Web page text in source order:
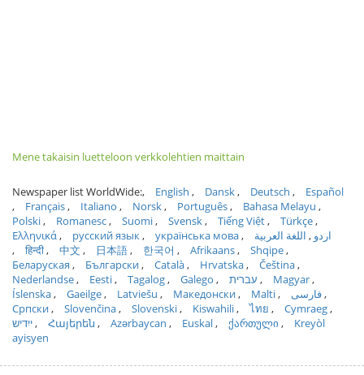
Mene takaisin luetteloon verkkolehtien maittain
Newspaper list WorldWide: English Dansk Deutsch
Español
Français
Italiano Norsk Português
Bahasa Melayu
Polski
Romanesc Suomi Svensk Tiếng Việt
Türkçe
Ελληνικά
русский язык українська мова اردو
اللغة العربية
हिन्दी
中文 日本語 한국어 Afrikaans
Shqipe
Беларуская
Български Català Hrvatska
Čeština
Nederlandse
Eesti Tagalog Galego עברית
Magyar
Íslenska
Gaeilge Latviešu Македонски Malti
فارسی
Српски
Slovenčina Slovenski Kiswahili ไทย
Cymraeg
ייִדיש
Հայերեն Azərbaycan Euskal ქართული
Kreyòl
ayisyen